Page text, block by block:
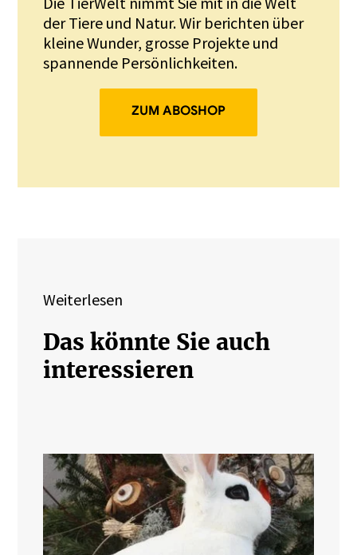
der Tiere und Natur. Wir berichten über
kleine Wunder, grosse Projekte und
spannende Persönlichkeiten.
ZUM ABOSHOP
Weiterlesen
Das könnte Sie auch
interessieren